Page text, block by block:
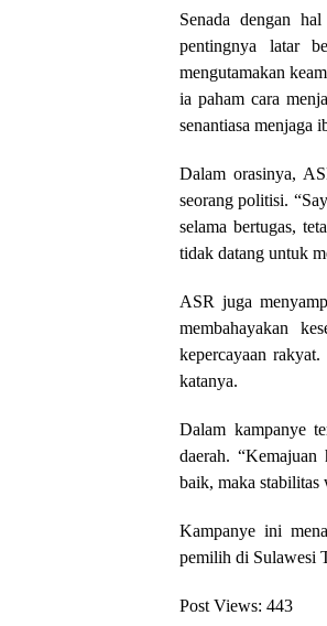
Senada dengan
pentingnya latar
mengutamakan
ia paham cara
senantiasa menjaga
Dalam orasinya,
seorang politisi.
selama bertugas,
tidak datang untuk
ASR juga
membahayakan
kepercayaan
katanya.
Dalam kampanye
daerah. “Kemajuan
baik, maka stabilitas
Kampanye ini
pemilih di Sulawesi
Post Views: 443